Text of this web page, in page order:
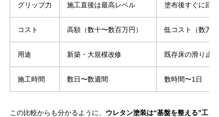
グリップ力 施工直後は最高レベル 塗布後すぐに回
コスト 高額（数十〜数百万円） 低コスト（数万
用途 新築・大規模改修 既存床の滑り止
施工時間 数日〜数週間 数時間〜1日
この比較からも分かるように、 ウレタン塗装は“基盤を整える”工